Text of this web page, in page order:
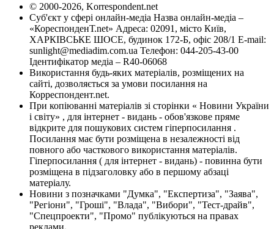
© 2000-2026, Korrespondent.net
Суб'єкт у сфері онлайн-медіа Назва онлайн-медіа –
«КореспонденТ.net» Адреса: 02091, місто Київ,
ХАРКІВСЬКЕ ШОСЕ, будинок 172-Б, офіс 208/1 E-mail:
sunlight@mediadim.com.ua Телефон: 044-205-43-00
Ідентифікатор медіа – R40-06068
Використання будь-яких матеріалів, розміщених на
сайті, дозволяється за умови посилання на
Корреспондент.net.
При копіюванні матеріалів зі сторінки « Новини України
і світу» , для інтернет - видань - обов'язкове пряме
відкрите для пошукових систем гіперпосилання .
Посилання має бути розміщена в незалежності від
повного або часткового використання матеріалів.
Гіперпосилання ( для інтернет - видань) - повинна бути
розміщена в підзаголовку або в першому абзаці
матеріалу.
Новини з позначками "Думка", "Експертиза", "Заява",
"Регіони", "Гроші", "Влада", "Вибори", "Тест-драйв",
"Спецпроекти", "Промо" публікуються на правах
реклами.